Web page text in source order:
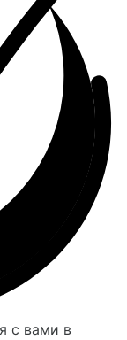
с вами в